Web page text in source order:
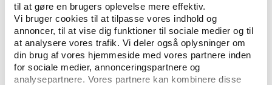
til at gøre en brugers oplevelse mere effektiv.
Vi bruger cookies til at tilpasse vores indhold og
annoncer, til at vise dig funktioner til sociale medier og til
at analysere vores trafik. Vi deler også oplysninger om
din brug af vores hjemmeside med vores partnere inden
for sociale medier, annonceringspartnere og
analysepartnere. Vores partnere kan kombinere disse
686 ledere på tværs af brancher, ledelsesniveau og
virksomhedens geografiske placering i landet har
deltaget i den spørgeskemaundersøgelse, som ligger
til grund for rapportens konklusioner.